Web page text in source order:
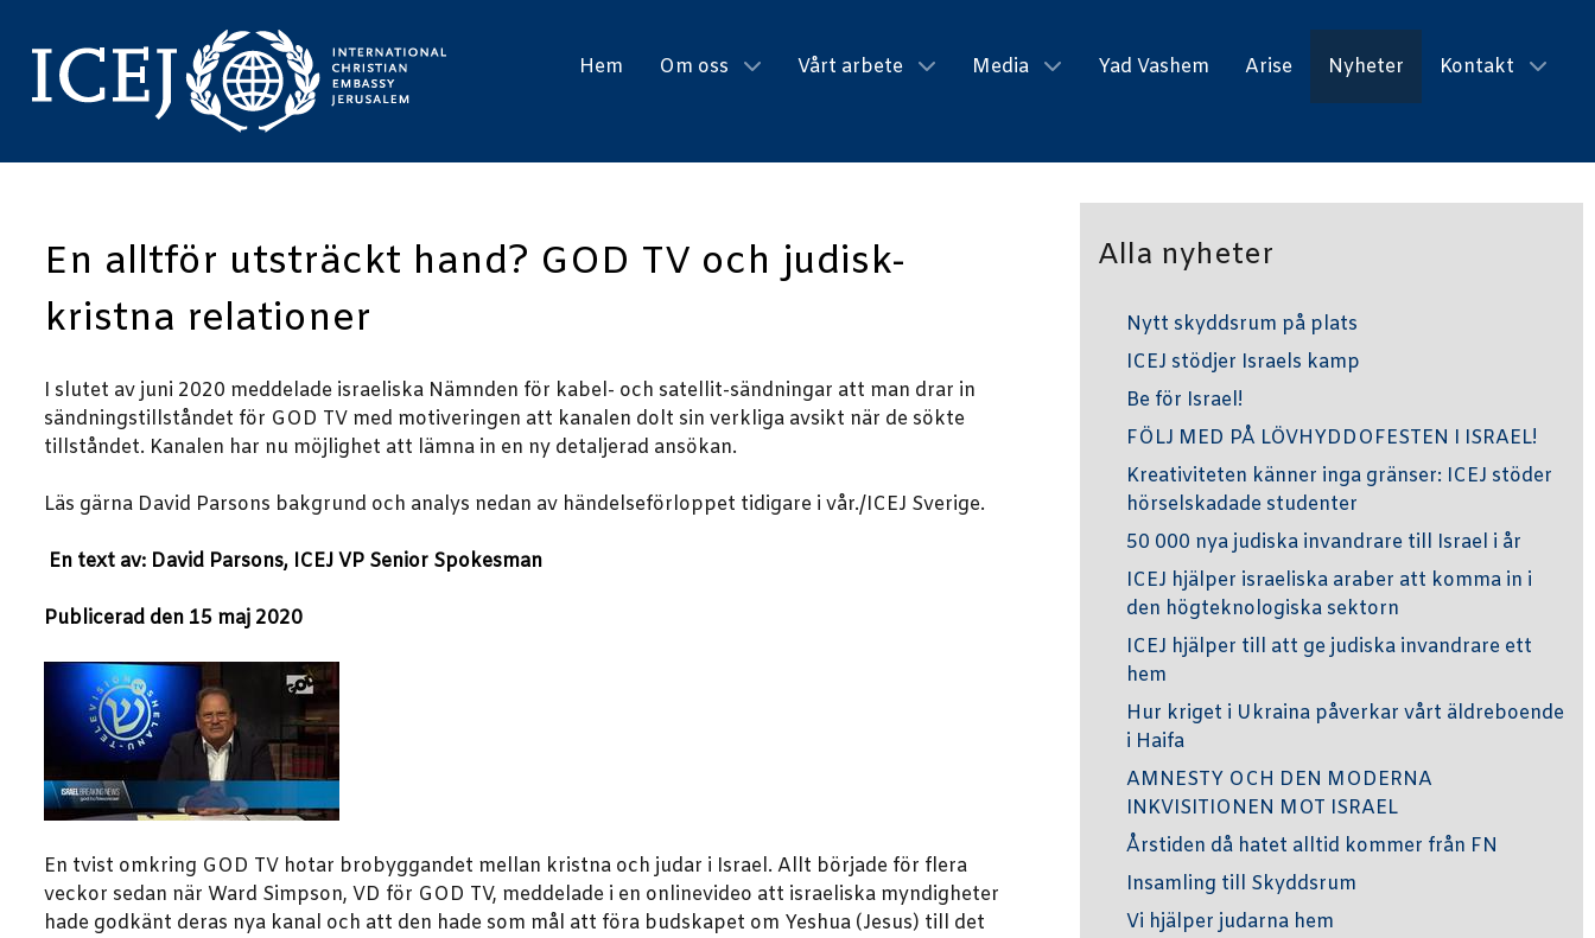
Hem Om oss Vårt arbete Media Yad Vashem Arise Nyheter Kontakt
En alltför utsträckt hand? GOD TV och judisk-
kristna relationer
I slutet av juni 2020 meddelade israeliska Nämnden för kabel- och satellit-sändningar att man drar in
sändningstillståndet för GOD TV med motiveringen att kanalen dolt sin verkliga avsikt när de sökte
tillståndet. Kanalen har nu möjlighet att lämna in en ny detaljerad ansökan.
Läs gärna David Parsons bakgrund och analys nedan av händelseförloppet tidigare i vår./ICEJ Sverige.
En text av: David Parsons, ICEJ VP Senior Spokesman
Publicerad den 15 maj 2020
En tvist omkring GOD TV hotar brobyggandet mellan kristna och judar i Israel. Allt började för flera
veckor sedan när Ward Simpson, VD för GOD TV, meddelade i en onlinevideo att israeliska myndigheter
hade godkänt deras nya kanal och att den hade som mål att föra budskapet om Yeshua (Jesus) till det
Alla nyheter
Nytt skyddsrum på plats
ICEJ stödjer Israels kamp
Be för Israel!
FÖLJ MED PÅ LÖVHYDDOFESTEN I ISRAEL!
Kreativiteten känner inga gränser: ICEJ stöder
hörselskadade studenter
50 000 nya judiska invandrare till Israel i år
ICEJ hjälper israeliska araber att komma in i
den högteknologiska sektorn
ICEJ hjälper till att ge judiska invandrare ett
hem
Hur kriget i Ukraina påverkar vårt äldreboende
i Haifa
AMNESTY OCH DEN MODERNA
INKVISITIONEN MOT ISRAEL
Årstiden då hatet alltid kommer från FN
Insamling till Skyddsrum
Vi hjälper judarna hem